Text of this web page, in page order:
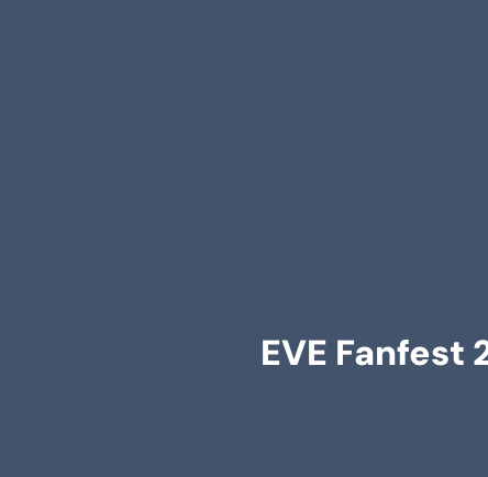
EVE